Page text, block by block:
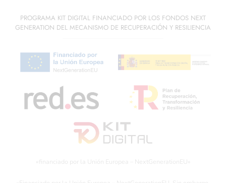
PROGRAMA KIT DIGITAL FINANCIADO POR LOS FONDOS NEXT
GENERATION DEL MECANISMO DE RECUPERACIÓN Y RESILIENCIA
«financiado por la Unión Europea – NextGenerationEU»